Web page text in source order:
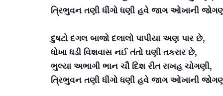
ત્રિભુવન તણી ધીંગો ધણી હવે જાગ ઓખાની
દુષટો દગલ બાજો દલાલો પાપીયા અણ પાર છે,
ધોખા ધડી વિશવાસ નઈ તંતો ઘણી તકરાર છે,
ભુલ્યા અભાગી ભાન ચૌ દિશ રીત રાખહ ચોગણી,
ત્રિભુવન તણી ધીંગો ધણી હવે જાગ ઓખાની